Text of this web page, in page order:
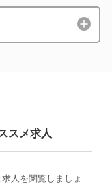
スメ求人
人を閲覧しましょ